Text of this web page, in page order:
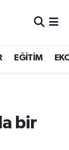
EĞİTİM
bir